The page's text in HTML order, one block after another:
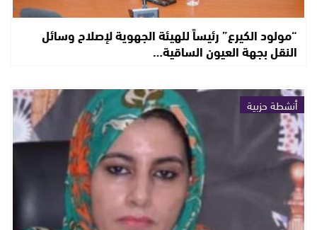
“مولود الكيرع” رئيساً للهيئة الجهوية لإصلاح وسائل
النقل بجهة العيون الساقية…
أنشطة حزبية